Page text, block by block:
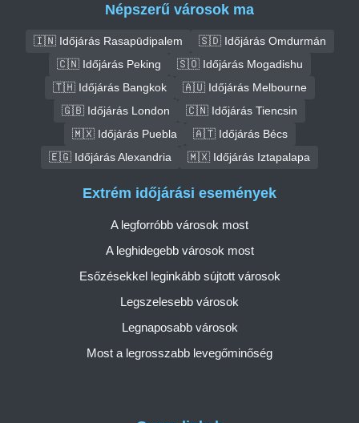
Népszerű városok ma
🇮🇳 Időjárás Rasapūdipalem
🇸🇩 Időjárás Omdurmán
🇨🇳 Időjárás Peking
🇸🇴 Időjárás Mogadishu
🇹🇭 Időjárás Bangkok
🇦🇺 Időjárás Melbourne
🇬🇧 Időjárás London
🇨🇳 Időjárás Tiencsin
🇲🇽 Időjárás Puebla
🇦🇹 Időjárás Bécs
🇪🇬 Időjárás Alexandria
🇲🇽 Időjárás Iztapalapa
Extrém időjárási események
A legforróbb városok most
A leghidegebb városok most
Esőzésekkel leginkább sújtott városok
Legszelesebb városok
Legnaposabb városok
Most a legrosszabb levegőminőség